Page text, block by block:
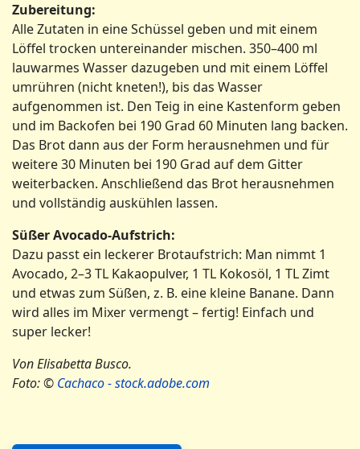
Zubereitung:
Alle Zutaten in eine Schüssel geben und mit einem
Löffel trocken untereinander mischen. 350–400 ml
lauwarmes Wasser dazugeben und mit einem Löffel
umrühren (nicht kneten!), bis das Wasser
aufgenommen ist. Den Teig in eine Kastenform geben
und im Backofen bei 190 Grad 60 Minuten lang backen.
Das Brot dann aus der Form herausnehmen und für
weitere 30 Minuten bei 190 Grad auf dem Gitter
weiterbacken. Anschließend das Brot herausnehmen
und vollständig auskühlen lassen.
Süßer Avocado-Aufstrich:
Dazu passt ein leckerer Brotaufstrich: Man nimmt 1
Avocado, 2–3 TL Kakaopulver, 1 TL Kokosöl, 1 TL Zimt
und etwas zum Süßen, z. B. eine kleine Banane. Dann
wird alles im Mixer vermengt – fertig! Einfach und
super lecker!
Von Elisabetta Busco.
Foto: © Cachaco - stock.adobe.com